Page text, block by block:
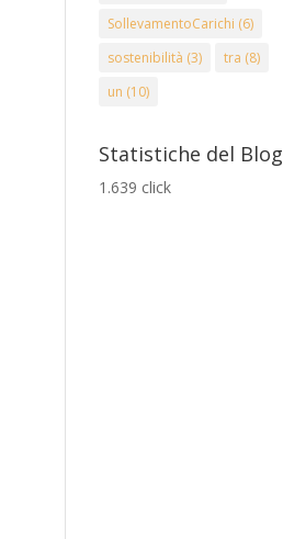
SollevamentoCarichi (6)
sostenibilità (3) tra (8)
un (10)
Statistiche del Blog
1.639 click